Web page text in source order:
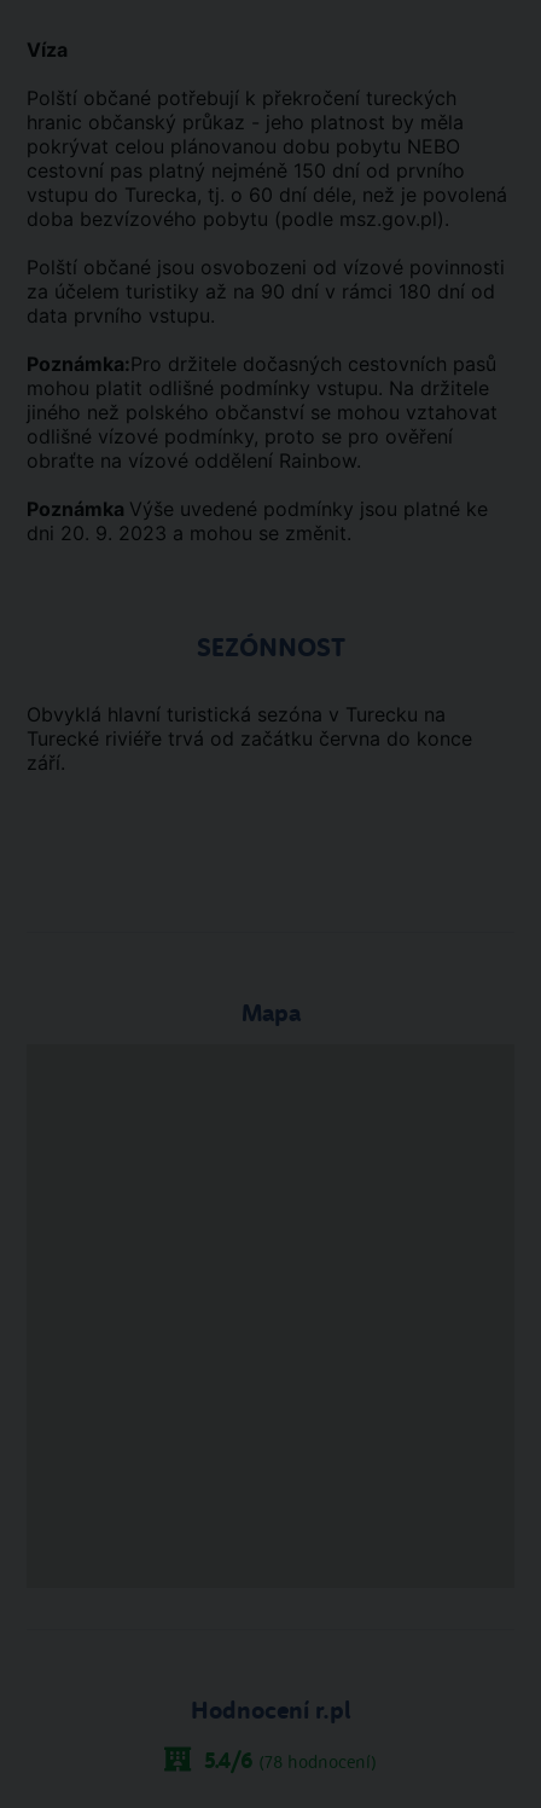
Víza
Polští občané potřebují k překročení tureckých
hranic občanský průkaz - jeho platnost by měla
pokrývat celou plánovanou dobu pobytu NEBO
cestovní pas platný nejméně 150 dní od prvního
vstupu do Turecka, tj. o 60 dní déle, než je povolená
doba bezvízového pobytu (podle msz.gov.pl).
Polští občané jsou osvobozeni od vízové povinnosti
za účelem turistiky až na 90 dní v rámci 180 dní od
data prvního vstupu.
Poznámka: Pro držitele dočasných cestovních pasů
mohou platit odlišné podmínky vstupu. Na držitele
jiného než polského občanství se mohou vztahovat
odlišné vízové podmínky, proto se pro ověření
obraťte na vízové oddělení Rainbow.
Poznámka Výše uvedené podmínky jsou platné ke
dni 20. 9. 2023 a mohou se změnit.
SEZÓNNOST
Obvyklá hlavní turistická sezóna v Turecku na
Turecké riviéře trvá od začátku června do konce
září.
Mapa
Hodnocení r.pl
5.4/6 (78 hodnocení)